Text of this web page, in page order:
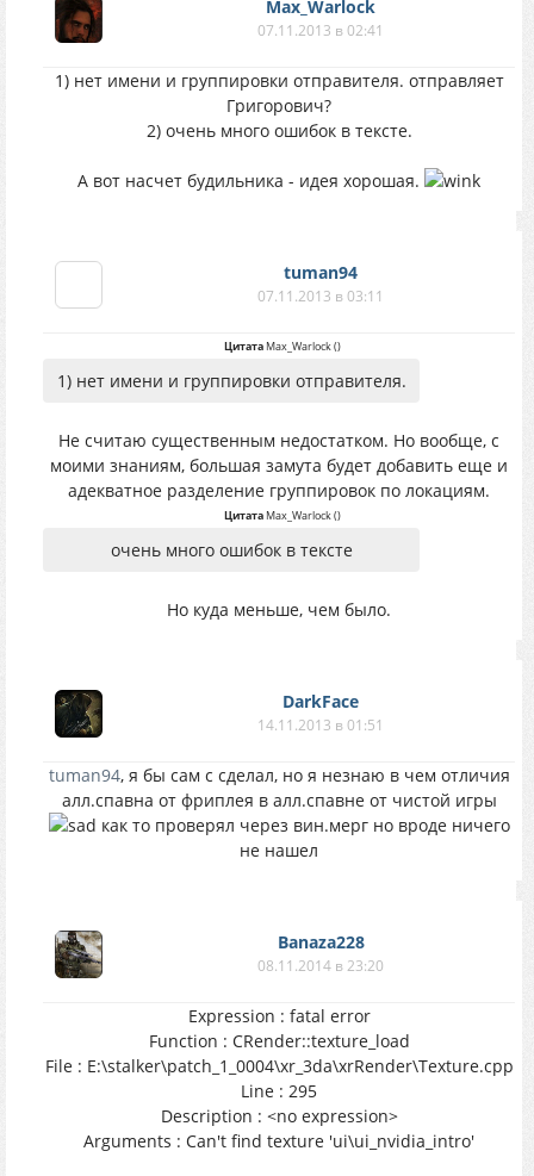
Max_Warlock
07.11.2013 в 02:41
1) нет имени и группировки отправителя. отправляет
Григорович?
2) очень много ошибок в тексте.
А вот насчет будильника - идея хорошая.
tuman94
07.11.2013 в 03:11
ЦитатаMax_Warlock()
1) нет имени и группировки отправителя.
Не считаю существенным недостатком. Но вообще, с
моими знаниям, большая замута будет добавить еще и
адекватное разделение группировок по локациям.
ЦитатаMax_Warlock()
очень много ошибок в тексте
Но куда меньше, чем было.
DarkFace
14.11.2013 в 01:51
tuman94, я бы сам с сделал, но я незнаю в чем отличия
алл.спавна от фриплея в алл.спавне от чистой игры
как то проверял через вин.мерг но вроде ничего
не нашел
Banaza228
08.11.2014 в 23:20
Expression : fatal error
Function : CRender::texture_load
File : E:\stalker\patch_1_0004\xr_3da\xrRender\Texture.cpp
Line : 295
Description : <no expression>
Arguments : Can't find texture 'ui\ui_nvidia_intro'